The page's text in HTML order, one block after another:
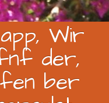
Wir
der,
ber